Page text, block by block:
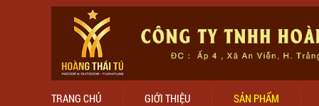
TRANG CHỦ GIỚI THIỆU SẢN PHẨM